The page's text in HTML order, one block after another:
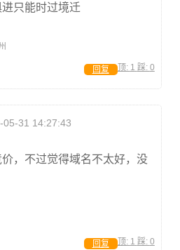
只能时过境迁
顶: 1 踩: 0
回复
05-31 14:27:43
价，不过觉得域名不太好，没
顶: 1 踩: 0
回复